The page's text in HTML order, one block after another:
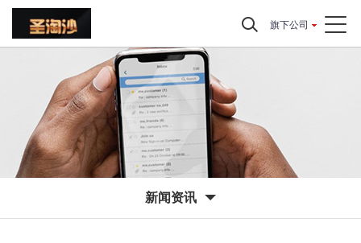
旗下公司
新闻资讯